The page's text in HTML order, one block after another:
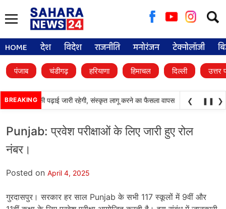
for:
HOME देश विदेश राजनीति मनोरंजन टेक्नोलॉजी
पंजाब चंडीगढ़ हरियाणा हिमाचल दिल्ली उत्तर
BREAKING
में पंजाबी की पढ़ाई जारी रहेगी, संस्कृत लागू करने का फैसला वापस श्री गुरु
❮ ❚❚ ❯
Punjab: प्रवेश परीक्षाओं के लिए जारी हुए रोल
नंबर।
Posted on April 4, 2025
गुरदासपुर। सरकार हर साल Punjab के सभी 117 स्कूलों में 9वीं और